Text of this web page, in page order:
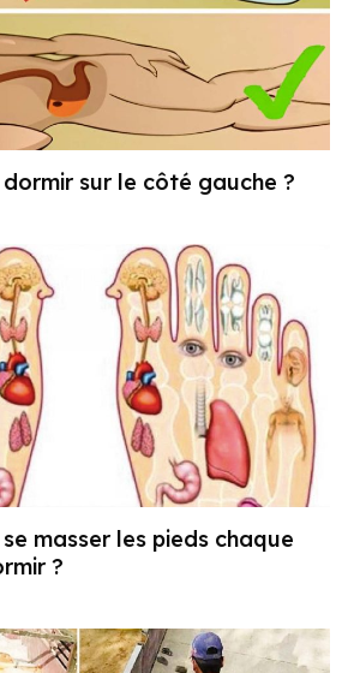
sur le côté gauche ?
masser les pieds chaque
?